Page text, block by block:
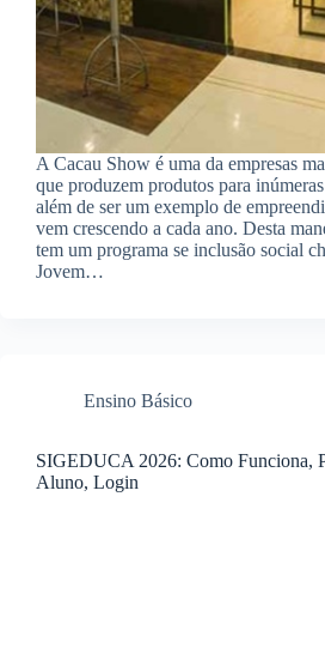
A Cacau Show é uma da empresas
que produzem produtos para
além de ser um exemplo de
vem crescendo a cada ano. Desta
tem um programa se inclusão social
Jovem…
Ensino Básico
SIGEDUCA 2026: Como Funciona,
Aluno, Login